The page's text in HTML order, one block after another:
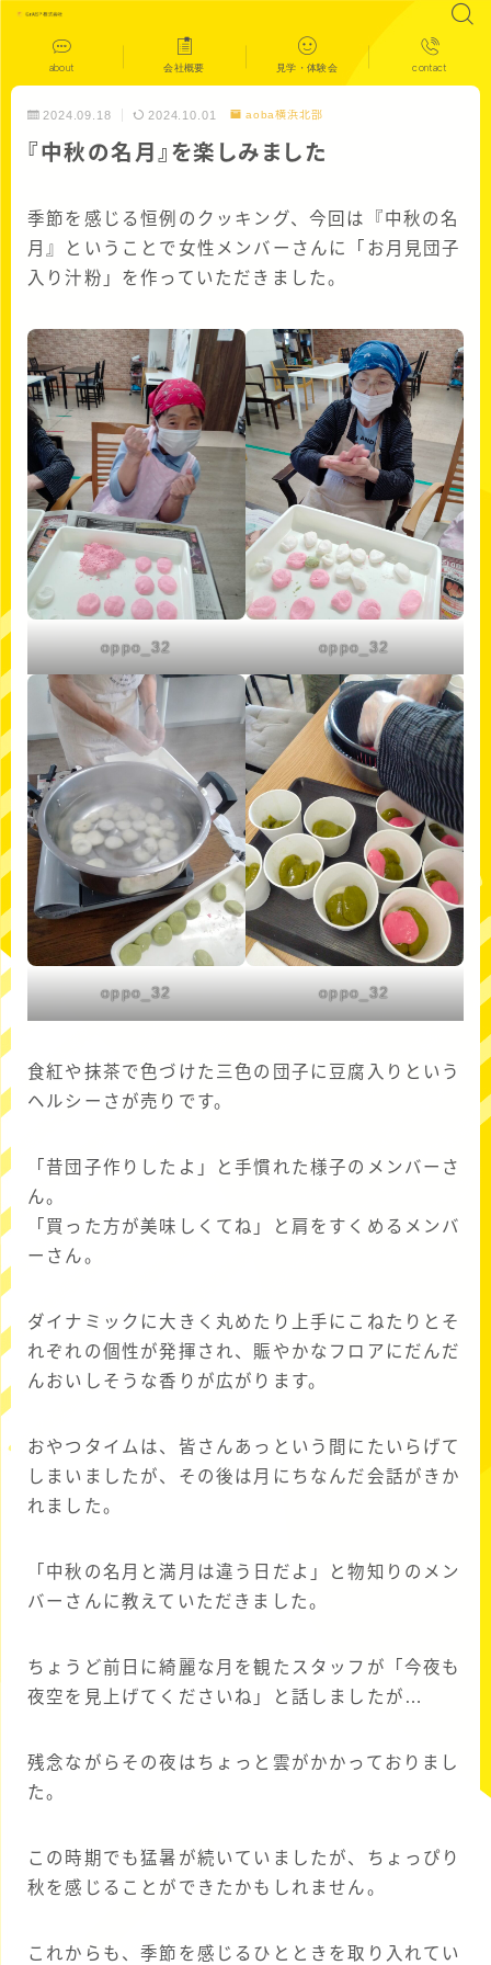
about 会社概要 見学・体験会 contact
2024.09.18 2024.10.01 aoba横浜北部
『中秋の名月』を楽しみました
季節を感じる恒例のクッキング、今回は『中秋の名
月』ということで女性メンバーさんに「お月見団子
入り汁粉」を作っていただきました。
oppo_32 oppo_32
oppo_32 oppo_32
食紅や抹茶で色づけた三色の団子に豆腐入りという
ヘルシーさが売りです。
「昔団子作りしたよ」と手慣れた様子のメンバーさ
ん。
「買った方が美味しくてね」と肩をすくめるメンバ
ーさん。
ダイナミックに大きく丸めたり上手にこねたりとそ
れぞれの個性が発揮され、賑やかなフロアにだんだ
んおいしそうな香りが広がります。
おやつタイムは、皆さんあっという間にたいらげて
しまいましたが、その後は月にちなんだ会話がきか
れました。
「中秋の名月と満月は違う日だよ」と物知りのメン
バーさんに教えていただきました。
ちょうど前日に綺麗な月を観たスタッフが「今夜も
夜空を見上げてくださいね」と話しましたが…
残念ながらその夜はちょっと雲がかかっておりまし
た。
この時期でも猛暑が続いていましたが、ちょっぴり
秋を感じることができたかもしれません。
これからも、季節を感じるひとときを取り入れてい